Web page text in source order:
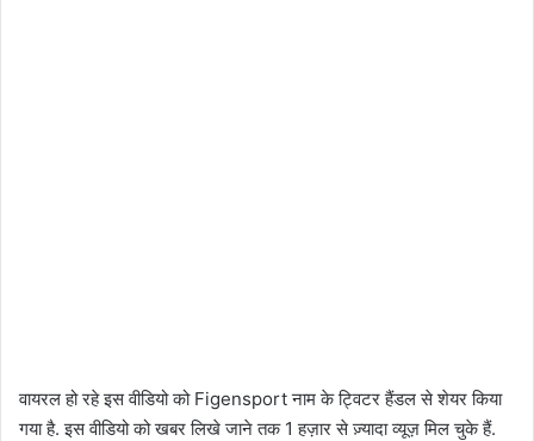
वायरल हो रहे इस वीडियो को Figensport नाम के ट्विटर हैंडल से शेयर किया
गया है. इस वीडियो को खबर लिखे जाने तक 1 हज़ार से ज़्यादा व्यूज़ मिल चुके हैं.